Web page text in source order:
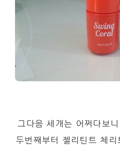
그다음 세개는 어쩌다보
두번째부터 젤리틴트 체